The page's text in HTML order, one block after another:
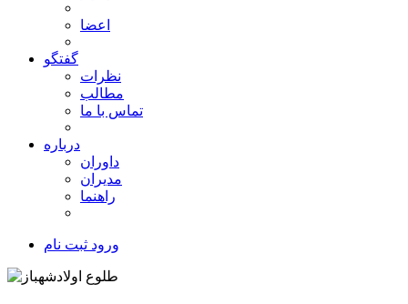
اعضا
گفتگو
نظرات
مطالب
تماس با ما
درباره
داوران
مدیران
راهنما
ورود ثبت نام